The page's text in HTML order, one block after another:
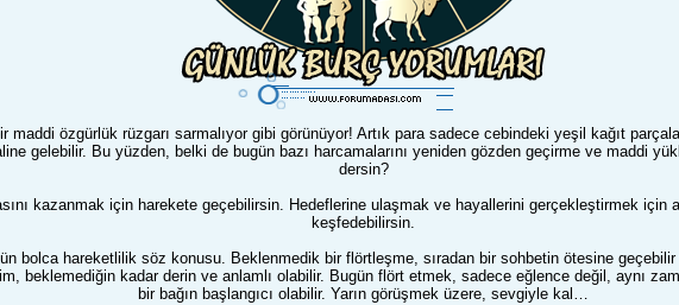
maddi özgürlük rüzgarı sarmalıyor gibi görünüyor! Artık para sadece cebindeki yeşil kağıt
gelebilir. Bu yüzden, belki de bugün bazı harcamalarını yeniden gözden geçirme ve maddi
dersin?
kazanmak için harekete geçebilirsin. Hedeflerine ulaşmak ve hayallerini gerçekleştirmek için
keşfedebilirsin.
bolca hareketlilik söz konusu. Beklenmedik bir flörtleşme, sıradan bir sohbetin ötesine geçebilir
beklemediğin kadar derin ve anlamlı olabilir. Bugün flört etmek, sadece eğlence değil, aynı
bir bağın başlangıcı olabilir. Yarın görüşmek üzere, sevgiyle kal…